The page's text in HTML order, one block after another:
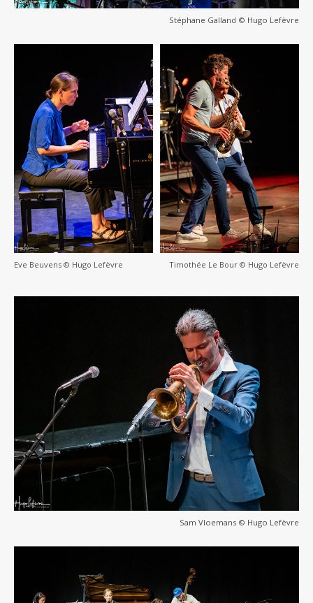
Stéphane Galland © Hugo Lefèvre
Eve Beuvens © Hugo Lefèvre Timothée Le Bour © Hugo Lefèvre
Sam Vloemans © Hugo Lefèvre